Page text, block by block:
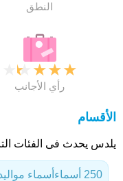
النطق
★
★
★
★
رأي الأجانب
الأقسام
يلدس يحدث فى الفئات
أسماء مواليد 250 أسماء